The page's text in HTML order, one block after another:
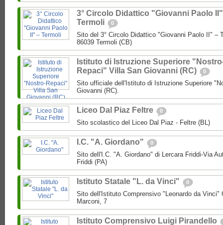
3° Circolo Didattico "Giovanni Paolo
Termoli
0
Sito del 3° Circolo Didattico "Giovanni Paolo II" –
86039 Termoli (CB)
Istituto di Istruzione Superiore
Repaci" Villa San Giovanni (RC)
0
Sito ufficiale dell'Istituto di Istruzione Superiore
Giovanni (RC).
Liceo Dal Piaz Feltre 0
Sito scolastico del Liceo Dal Piaz - Feltre (BL)
I.C. "A. Giordano" 0
Sito dell'I.C. "A. Giordano" di Lercara Friddi-Via
Friddi (PA)
Istituto Statale "L. da Vinci" 0
Sito dell'Istituto Comprensivo "Leonardo da Vinci"
Marconi, 7
Istituto Comprensivo Luigi Pirandello